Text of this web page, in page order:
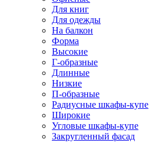
Для книг
Для одежды
На балкон
Форма
Высокие
Г-образные
Длинные
Низкие
П-образные
Радиусные шкафы-купе
Широкие
Угловые шкафы-купе
Закругленный фасад